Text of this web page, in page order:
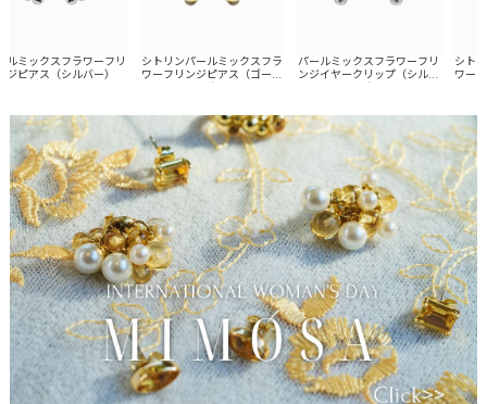
ックスフラワーフリ
アス（シルバー）
シトリンパールミックスフラ
ワーフリンジピアス（ゴール
パールミックスフラワーフリ
ンジイヤークリップ（シルバ
シトリン
ワーフリ